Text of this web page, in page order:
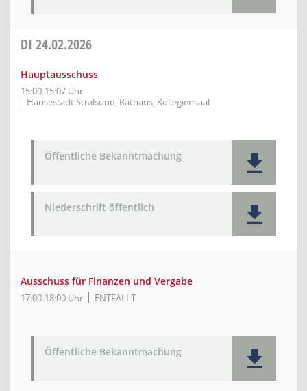
DI 24.02.2026
Hauptausschuss
15:00-15:07 Uhr
Hansestadt Stralsund, Rathaus, Kollegiensaal
Öffentliche Bekanntmachung
Niederschrift öffentlich
Ausschuss für Finanzen und Vergabe
17:00-18:00 Uhr ENTFÄLLT
Öffentliche Bekanntmachung